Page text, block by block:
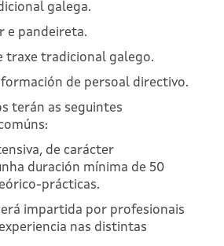
galega.
e pandeireta.
traxe tradicional galego.
de persoal directivo.
terán as seguintes
de carácter
duración mínima de 50
prácticas.
impartida por profesionais
nas distintas